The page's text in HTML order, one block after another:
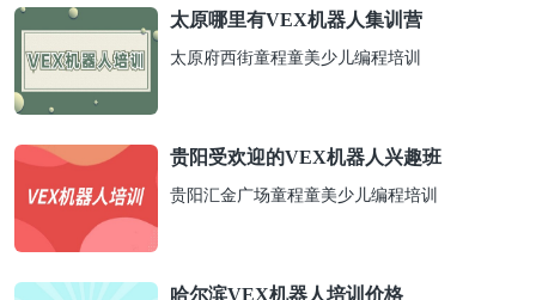
太原哪里有VEX机器人集训营
太原府西街童程童美少儿编程培训
贵阳受欢迎的VEX机器人兴趣班
贵阳汇金广场童程童美少儿编程培训
哈尔滨VEX机器人培训价格